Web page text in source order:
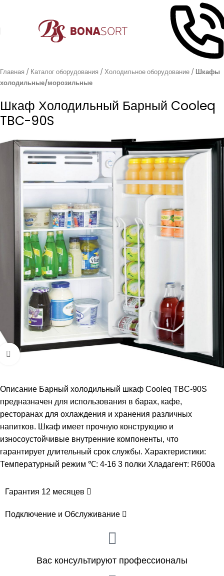
Главная Каталог оборудования Холодильное оборудование
Шкафы
холодильные/морозильные
Шкаф Холодильный Барный Cooleq
TBC-90S
Увеличить
Описание Барный холодильный шкаф Cooleq TBC-90S
предназначен для использования в барах, кафе,
ресторанах для охлаждения и хранения различных
напитков. Шкаф имеет прочную конструкцию и
износоустойчивые внутренние компоненты, что
гарантирует длительный срок службы. Характеристики:
Температурный режим ℃: 4-16 3 полки ​Хладагент: R600a
Гарантия 12 месяцев
Подключение и Обслуживание
Вас консультируют профессионалы